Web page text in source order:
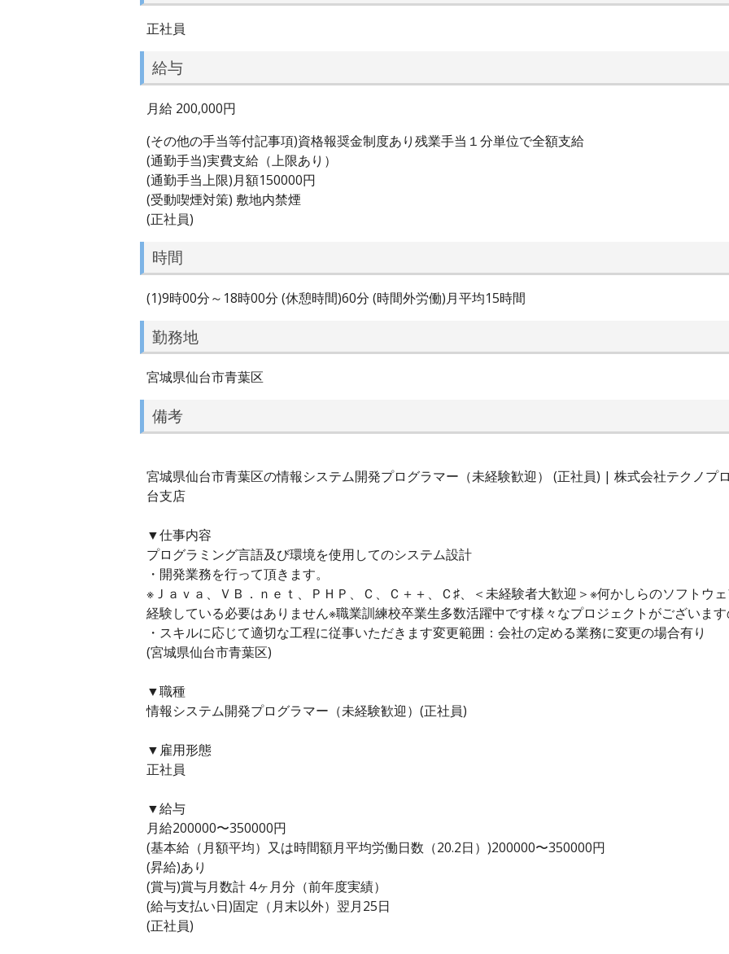
正社員
給与
月給 200,000円
(その他の手当等付記事項)資格報奨金制度あり残業手当１分単位で全額支給
(通勤手当)実費支給（上限あり）
(通勤手当上限)月額150000円
(受動喫煙対策) 敷地内禁煙
(正社員)
時間
(1)9時00分～18時00分 (休憩時間)60分 (時間外労働)月平均15時間
勤務地
宮城県仙台市青葉区
備考
宮城県仙台市青葉区の情報システム開発プログラマー（未経験歓迎） (正社員) | 株式会社テクノプ
台支店
▼仕事内容
プログラミング言語及び環境を使用してのシステム設計
・開発業務を行って頂きます。
※Ｊａｖａ、ＶＢ．ｎｅｔ、ＰＨＰ、Ｃ、Ｃ＋＋、Ｃ♯、＜未経験者大歓迎＞※何かしらのソフトウ
経験している必要はありません※職業訓練校卒業生多数活躍中です様々なプロジェクトがございま
・スキルに応じて適切な工程に従事いただきます変更範囲：会社の定める業務に変更の場合有り
(宮城県仙台市青葉区)
▼職種
情報システム開発プログラマー（未経験歓迎）(正社員)
▼雇用形態
正社員
▼給与
月給200000〜350000円
(基本給（月額平均）又は時間額月平均労働日数（20.2日）)200000〜350000円
(昇給)あり
(賞与)賞与月数計 4ヶ月分（前年度実績）
(給与支払い日)固定（月末以外）翌月25日
(正社員)